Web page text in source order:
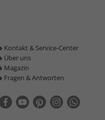
Kontakt & Service-Center
Über uns
Magazin
Fragen & Antworten